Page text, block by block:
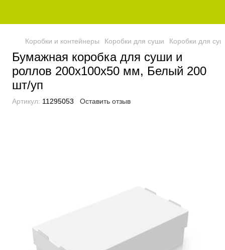
Коробки и контейнеры Коробки для суши Коробки для
Бумажная коробка для суши и
роллов 200х100х50 мм, Белый 200
шт/уп
Артикул: 11295053 Оставить отзыв